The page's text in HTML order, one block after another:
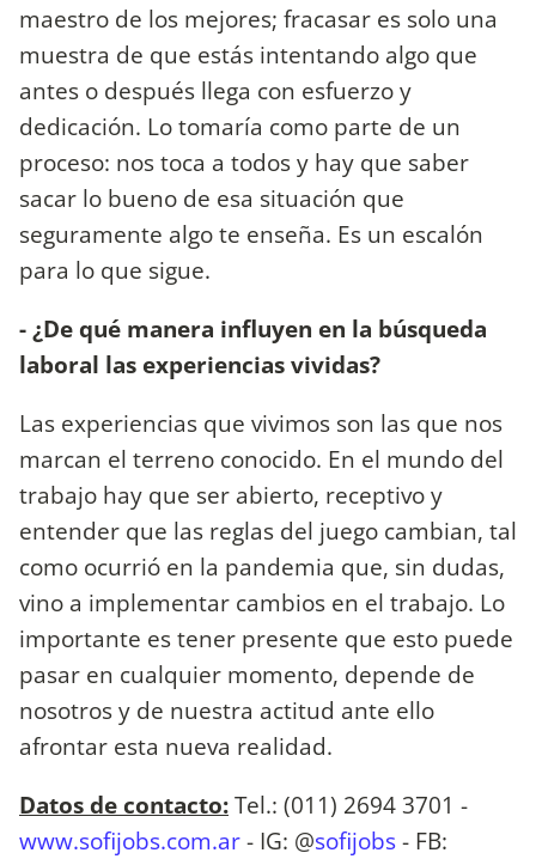
maestro de los mejores; fracasar es solo una
muestra de que estás intentando algo que
antes o después llega con esfuerzo y
dedicación. Lo tomaría como parte de un
proceso: nos toca a todos y hay que saber
sacar lo bueno de esa situación que
seguramente algo te enseña. Es un escalón
para lo que sigue.
- ¿De qué manera influyen en la búsqueda
laboral las experiencias vividas?
Las experiencias que vivimos son las que nos
marcan el terreno conocido. En el mundo del
trabajo hay que ser abierto, receptivo y
entender que las reglas del juego cambian, tal
como ocurrió en la pandemia que, sin dudas,
vino a implementar cambios en el trabajo. Lo
importante es tener presente que esto puede
pasar en cualquier momento, depende de
nosotros y de nuestra actitud ante ello
afrontar esta nueva realidad.
Datos de contacto:Tel.: (011) 2694 3701 -
www.sofijobs.com.ar- IG: @sofijobs- FB: